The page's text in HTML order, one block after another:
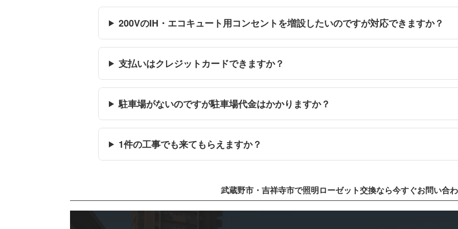
200VのIH・エコキュート用コンセントを増設したいのですが対応できますか？
支払いはクレジットカードできますか？
駐車場がないのですが駐車場代金はかかりますか？
1件の工事でも来てもらえますか？
武蔵野市・吉祥寺市で照明ローゼット交換なら今すぐお問い合